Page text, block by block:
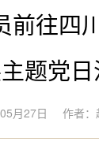
前往四
题党
月27日 作者：